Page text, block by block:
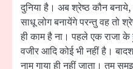
दुनिया है। अब श्रेष्ठ कौन
साधू लोग बनायेंगे परन्तु वह तो
ही काम है ना। पहले एक राजा
वजीर आदि कोई भी नहीं है।
नाम गाया ही नहीं जाता। तुम